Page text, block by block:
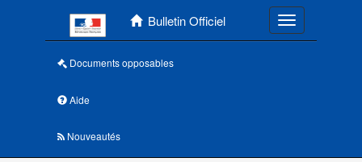
Bulletin Officiel Toggle
Documents opposables
Aide
Nouveautés